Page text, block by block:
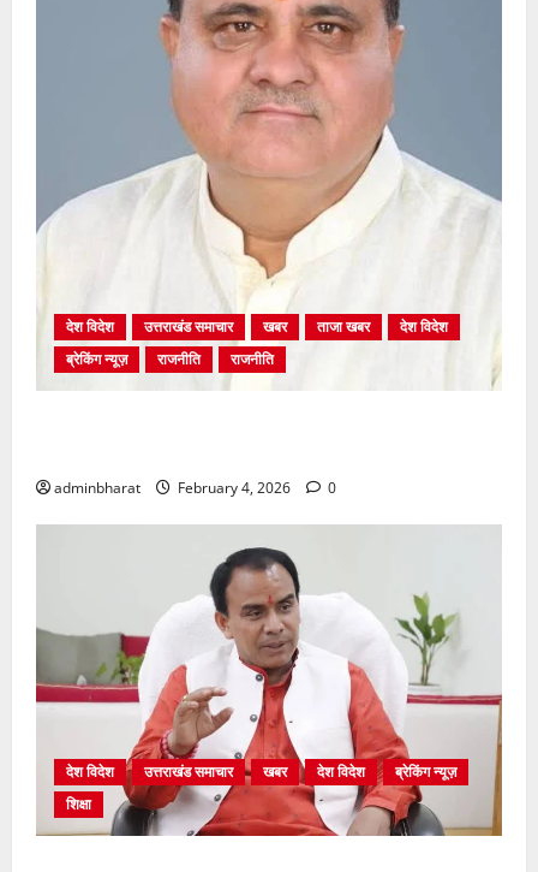
देश विदेश उत्तराखंड समाचार खबर ताजा खबर
देश विदेश
ब्रेकिंग न्यूज़
राजनीति राजनीति
adminbharat February 4, 2026 0
देश विदेश उत्तराखंड समाचार खबर देश विदेश
ब्रेकिंग न्यूज़
शिक्षा